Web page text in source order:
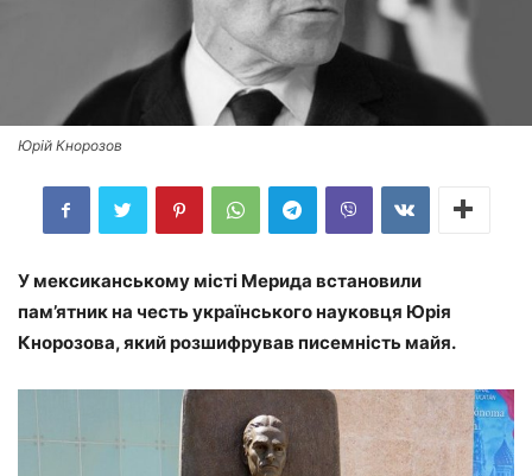
Юрій Кнорозов
У мексиканському місті Мерида встановили
пам’ятник на честь українського науковця Юрія
Кнорозова, який розшифрував писемність майя.